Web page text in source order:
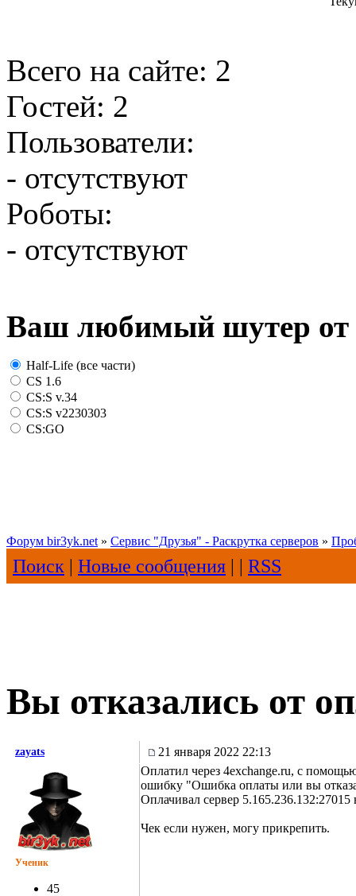
Всего на сайте: 2
Гостей: 2
Пользователи:
- отсутствуют
Роботы:
- отсутствуют
Ваш любимый шутер от
Half-Life (все части)
CS 1.6
CS:S v.34
CS:S v2230303
CS:GO
Форум bir3yk.net » Сервис "Друзья" - Раскрутка серверов »
Поиск | Новые сообщения | | RSS
Вы отказались от
zayats 21 января 2022 22:13
Ученик
45
Оплатил через 4exchange.ru, с
ошибку "Ошибка оплаты или вы
Оплачивал сервер 5.165.236.132:27015
Чек если нужен, могу прикрепить.